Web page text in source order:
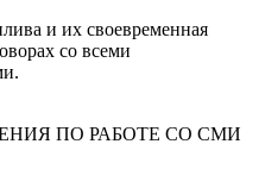
и их своевременная
со всеми
ПО РАБОТЕ СО СМИ